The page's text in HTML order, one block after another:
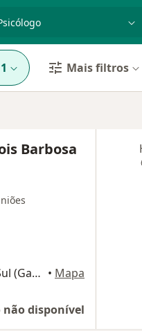
doença ou
1 Mais filtros
Barbosa
Quadra 3 Conjunto F, 14 - Setor Sul (Gama), Brasília • Mapa
não disponível